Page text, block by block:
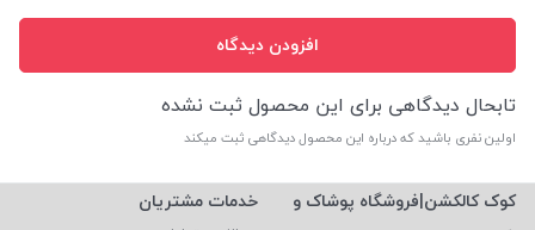
افزودن دیدگاه
تابحال دیدگاهی برای این محصول ثبت نشده
اولین نفری باشید که درباره این محصول دیدگاهی ثبت میکند
کوک کالکشن|فروشگاه پوشاک و
خدمات مشتریان